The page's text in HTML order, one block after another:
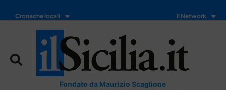
Cronache locali Il Network
Fondato da Maurizio Scaglione